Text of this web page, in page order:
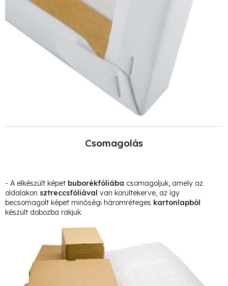
Csomagolás
- A elkészült képet buborékfóliába csomagoljuk, amely az
oldalakon sztreccsfóliával van körültekerve, az így
becsomagolt képet minőségi háromréteges kartonlapból
készült dobozba rakjuk.